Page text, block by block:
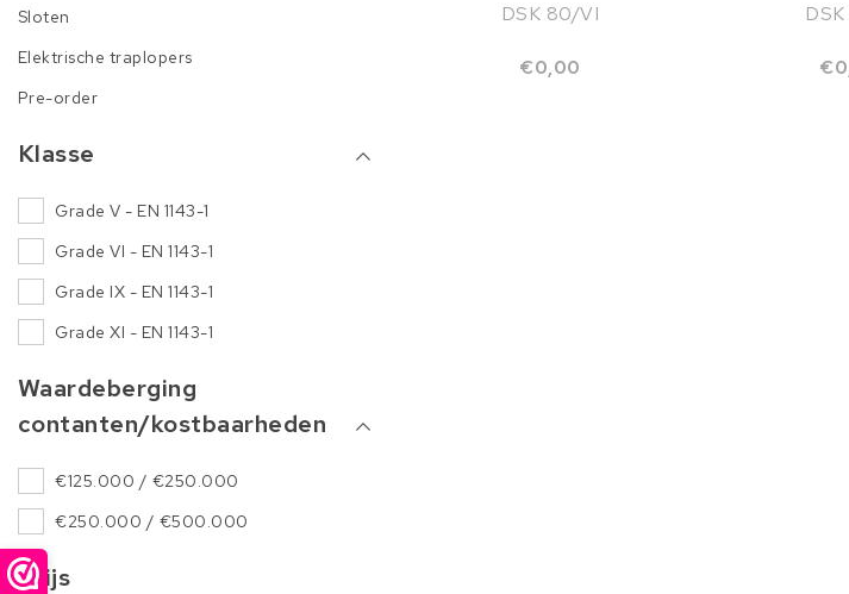
Sloten
Elektrische traplopers
Pre-order
Klasse
Grade V - EN 1143-1
Grade VI - EN 1143-1
Grade IX - EN 1143-1
Grade XI - EN 1143-1
Waardeberging
contanten/kostbaarheden
€125.000 / €250.000
€250.000 / €500.000
Prijs
DSK 80/VI
€0,00